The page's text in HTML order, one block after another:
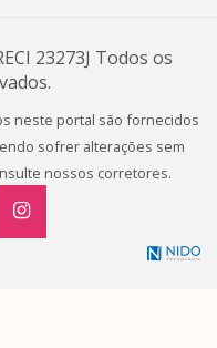
23273J Todos os
neste portal são fornecidos
sofrer alterações sem
nossos corretores.